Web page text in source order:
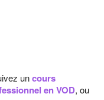
uncours
en VOD, ou